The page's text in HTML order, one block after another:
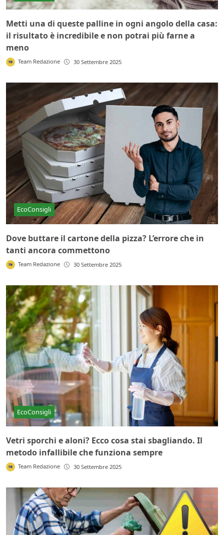
Metti una di queste palline in ogni angolo della casa:
il risultato è incredibile e non potrai più farne a
meno
Team Redazione 30 Settembre 2025
EcoConsigli
Dove buttare il cartone della pizza? L’errore che in
tanti ancora commettono
Team Redazione 30 Settembre 2025
EcoConsigli
Vetri sporchi e aloni? Ecco cosa stai sbagliando. Il
metodo infallibile che funziona sempre
Team Redazione 30 Settembre 2025